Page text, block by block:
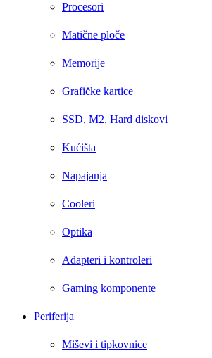
Procesori
Matične ploče
Memorije
Grafičke kartice
SSD, M2, Hard diskovi
Kućišta
Napajanja
Cooleri
Optika
Adapteri i kontroleri
Gaming komponente
Periferija
Miševi i tipkovnice